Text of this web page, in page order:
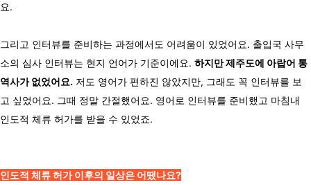
요.
그리고 인터뷰를 준비하는 과정에서도 어려움이 있었어요. 출입국 사무
소의 심사 인터뷰는 현지 언어가 기준이에요. 하지만 제주도에 아랍어 통
역사가 없었어요. 저도 영어가 편하진 않았지만, 그래도 꼭 인터뷰를 보
고 싶었어요. 그때 정말 간절했어요. 영어로 인터뷰를 준비했고 마침내
인도적 체류 허가를 받을 수 있었죠.
인도적 체류 허가 이후의 일상은 어땠나요?